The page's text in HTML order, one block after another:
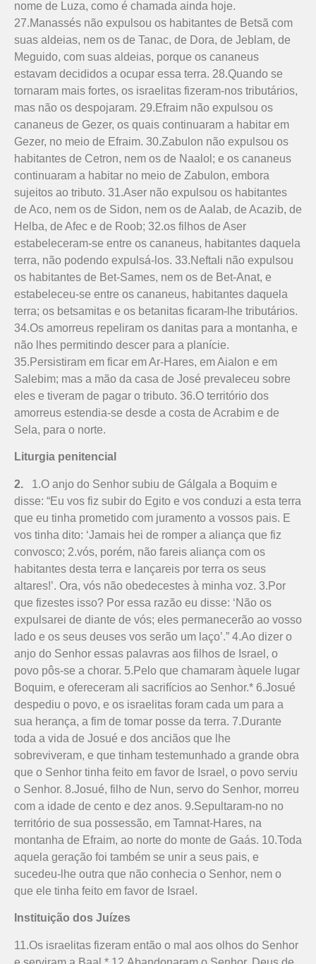
nome de Luza, como é chamada ainda hoje.
27.Manassés não expulsou os habitantes de Betsã com
suas aldeias, nem os de Tanac, de Dora, de Jeblam, de
Meguido, com suas aldeias, porque os cananeus
estavam decididos a ocupar essa terra. 28.Quando se
tornaram mais fortes, os israelitas fizeram-nos tributários,
mas não os despojaram. 29.Efraim não expulsou os
cananeus de Gezer, os quais continuaram a habitar em
Gezer, no meio de Efraim. 30.Zabulon não expulsou os
habitantes de Cetron, nem os de Naalol; e os cananeus
continua­ram a habitar no meio de Zabulon, embora
sujeitos ao tributo. 31.Aser não expulsou os habitantes
de Aco, nem os de Sidon, nem os de Aalab, de Acazib, de
Helba, de Afec e de Roob; 32.os filhos de Aser
estabeleceram-se entre os cananeus, habitantes daquela
terra, não podendo expulsá-los. 33.Neftali não expulsou
os habitantes de Bet-Sames, nem os de Bet-Anat, e
estabeleceu-se entre os cananeus, habitantes daquela
terra; os betsamitas e os betanitas ficaram-lhe tributários.
34.Os amorreus repeliram os danitas para a montanha, e
não lhes permitindo descer para a planície.
35.Persistiram em ficar em Ar-Hares, em Aialon e em
Sale­bim; mas a mão da casa de José prevaleceu sobre
eles e tiveram de pagar o tributo. 36.O território dos
amorreus estendia-se desde a costa de Acrabim e de
Sela, para o norte.
Liturgia penitencial
2. 1.O anjo do Senhor subiu de Gálgala a Boquim e
disse: “Eu vos fiz subir do Egito e vos conduzi a esta terra
que eu tinha prometido com juramento a vossos pais. E
vos tinha dito: ‘Jamais hei de romper a aliança que fiz
convosco; 2.vós, porém, não fareis aliança com os
habitantes desta terra e lançareis por terra os seus
altares!’. Ora, vós não obedecestes à minha voz. 3.Por
que fizestes isso? Por essa razão eu disse: ‘Não os
expulsarei de diante de vós; eles permanecerão ao vosso
lado e os seus deuses vos serão um laço’.” 4.Ao dizer o
anjo do Senhor essas palavras aos filhos de Israel, o
povo pôs-se a chorar. 5.Pelo que chamaram àquele lugar
Boquim, e ofereceram ali sacrifícios ao Senhor.* 6.Josué
despediu o povo, e os israelitas foram cada um para a
sua herança, a fim de tomar posse da terra. 7.Durante
toda a vida de Josué e dos anciãos que lhe
sobreviveram, e que tinham testemunhado a grande obra
que o Senhor tinha feito em favor de Israel, o povo serviu
o Senhor. 8.Josué, filho de Nun, servo do Senhor, morreu
com a idade de cento e dez anos. 9.Sepultaram-no no
território de sua possessão, em Tamnat-Hares, na
montanha de Efraim, ao norte do monte de Gaás. 10.Toda
aquela geração foi também se unir a seus pais, e
sucedeu-lhe outra que não conhecia o Senhor, nem o
que ele tinha feito em favor de Israel.
Instituição dos Juízes
11.Os israelitas fizeram então o mal aos olhos do Senhor